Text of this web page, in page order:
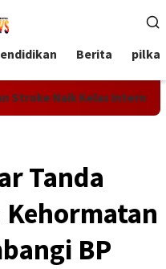
Berita
Naik Kelas Internasional
Tanda
Kehormatan
BP